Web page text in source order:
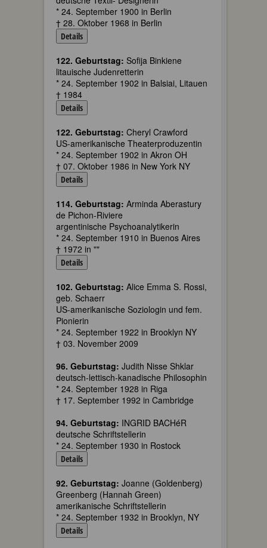
* 24. September 1900 in Berlin
† 28. Oktober 1968 in Berlin
Details
122. Geburtstag: Sofija Binkiene
litauische Judenretterin
* 24. September 1902 in Balsiai, Litauen
† 1984
Details
122. Geburtstag: Cheryl Crawford
US-amerikanische Theaterproduzentin
* 24. September 1902 in Akron OH
† 07. Oktober 1986 in New York NY
Details
114. Geburtstag: Arminda Aberastury
de Pichon-Riviere
argentinische Psychoanalytikerin
* 24. September 1910 in Buenos Aires
† 1972 in ""
Details
102. Geburtstag: Alice Emma S. Rossi,
geb. Schaerr
US-amerikanische Soziologin und fem.
Pionierin
* 24. September 1922 in Brooklyn NY
† 03. November 2009
96. Geburtstag: Judith Nisse Shklar
deutsch-lettisch-kanadische Philosophin
* 24. September 1928 in Riga
† 17. September 1992 in Cambridge
94. Geburtstag: INGRID BACHéR
deutsche Schriftstellerin
* 24. September 1930 in Rostock
Details
92. Geburtstag: Joanne (Goldenberg)
Greenberg (Hannah Green)
amerikanische Schriftstellerin
* 24. September 1932 in Brooklyn, NY
Details